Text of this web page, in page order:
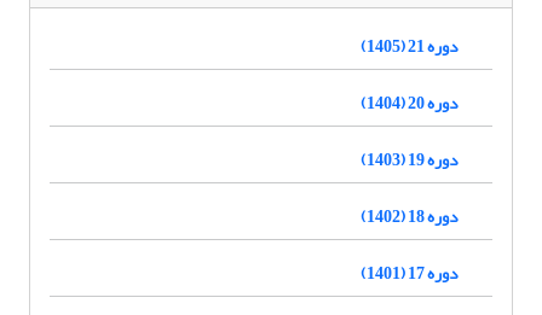
دوره 21 (1405)
دوره 20 (1404)
دوره 19 (1403)
دوره 18 (1402)
دوره 17 (1401)